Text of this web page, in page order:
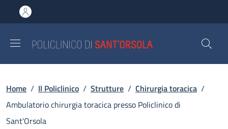
al contenuto principale
to footer content
Briciole di pane
Home / Il Policlinico / Strutture / Chirurgia toracica /
Ambulatorio chirurgia toracica presso Policlinico di
Sant'Orsola